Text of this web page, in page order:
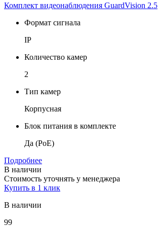
Комплект видеонаблюдения GuardVision 2.5
Формат сигнала
IP
Количество камер
2
Тип камер
Корпусная
Блок питания в комплекте
Да (PoE)
Подробнее
В наличии
Стоимость уточнять у менеджера
Купить в 1 клик
В наличии
99